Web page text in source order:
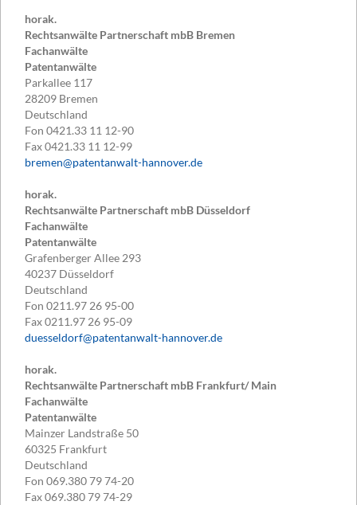
horak.
Rechtsanwälte Partnerschaft mbB Bremen
Fachanwälte
Patentanwälte
Parkallee 117
28209 Bremen
Deutschland
Fon 0421.33 11 12-90
Fax0421.33 11 12-99
bremen@patentanwalt-hannover.de
horak.
Rechtsanwälte Partnerschaft mbB Düsseldorf
Fachanwälte
Patentanwälte
Grafenberger Allee 293
40237 Düsseldorf
Deutschland
Fon 0211.97 26 95-00
Fax0211.97 26 95-09
duesseldorf@patentanwalt-hannover.de
horak.
Rechtsanwälte Partnerschaft mbB Frankfurt/ Main
Fachanwälte
Patentanwälte
Mainzer Landstraße 50
60325 Frankfurt
Deutschland
Fon 069.380 79 74-20
Fax069.380 79 74-29